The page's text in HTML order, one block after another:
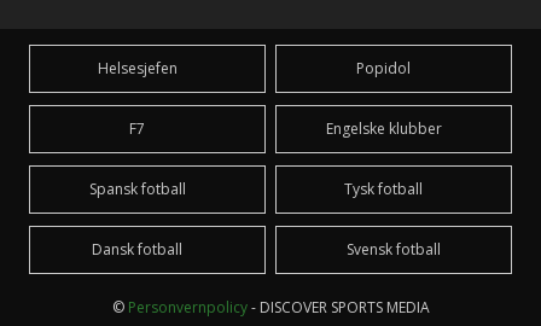
Helsesjefen Popidol
F7 Engelske klubber
Spansk fotball Tysk fotball
Dansk fotball Svensk fotball
© Personvernpolicy- DISCOVER SPORTS MEDIA